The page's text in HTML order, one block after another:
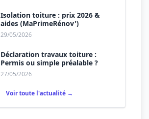
Isolation toiture : prix 2026 &
aides (MaPrimeRénov')
29/05/2026
Déclaration travaux toiture :
Permis ou simple préalable ?
27/05/2026
Voir toute l'actualité →